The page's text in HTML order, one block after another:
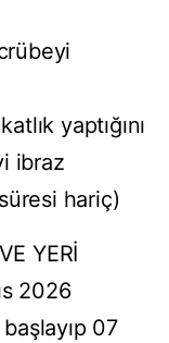
yaptığını
ibraz
hariç)
YERİ
2026
07